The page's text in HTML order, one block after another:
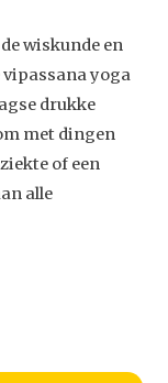
wiskunde en
yoga
drukke
met dingen
of een
alle